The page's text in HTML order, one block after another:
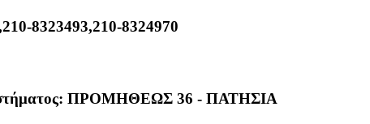
8323493,210-8324970
ΠΡΟΜΗΘΕΩΣ 36 - ΠΑΤΗΣΙΑ